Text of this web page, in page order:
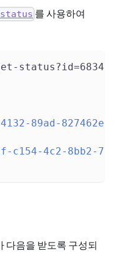
를 사용하여
89ad-
c154-4c2-8bb2-
다음을 받도록 구성되